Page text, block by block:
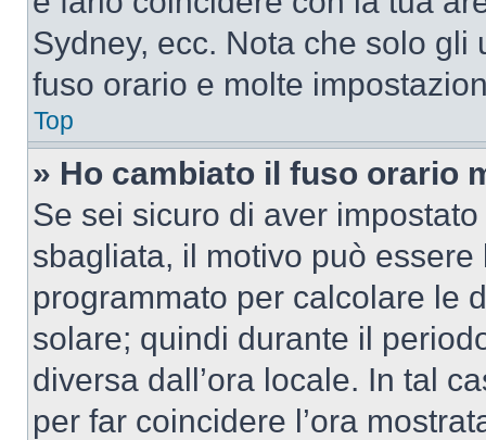
Sydney, ecc. Nota che solo
fuso orario e molte
Top
» Ho cambiato il fuso orario
Se sei sicuro di aver
sbagliata, il motivo può essere
programmato per calcolare le
solare; quindi durante il
diversa dall’ora locale. In tal
per far coincidere l’ora